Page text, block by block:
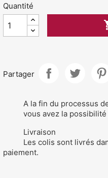
Quantité
Partager
A la fin du processus
vous avez la
Livraison
Les colis sont livrés
paiement.